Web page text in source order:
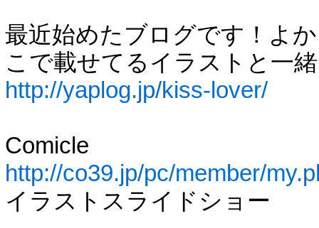
最近始めたブログです！よ
こで載せてるイラストと一
http://yaplog.jp/kiss-lover/
Comicle
http://co39.jp/pc/member/
イラストスライドショー